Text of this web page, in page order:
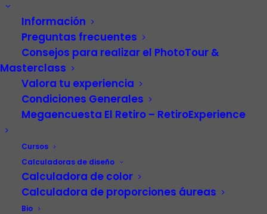
Información
Preguntas frecuentes
Consejos para realizar el PhotoTour &
Masterclass
Valora tu experiencia
Condiciones Generales
Megaencuesta El Retiro – RetiroExperience
Cursos
Calculadoras de diseño
Calculadora de color
Calculadora de proporciones áureas
Bio
Carrera profesional
Fotografía
Patrimonio cultural
Paisaje de la Luz